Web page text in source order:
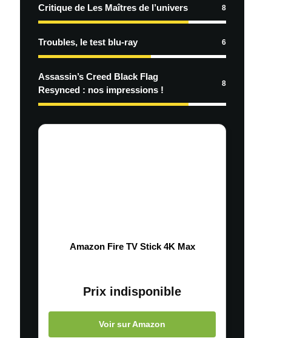
Critique de Les Maîtres de l’univers 8
Troubles, le test blu-ray 6
Assassin’s Creed Black Flag
Resynced : nos impressions !
8
Amazon Fire TV Stick 4K Max
Prix indisponible
Voir sur Amazon